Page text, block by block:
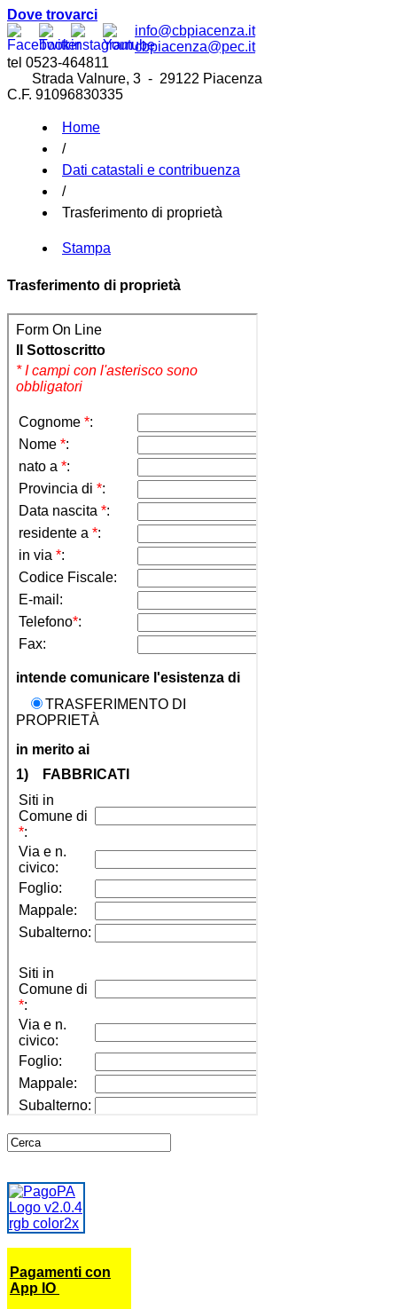
Dove trovarci
info@cbpiacenza.it
cbpiacenza@pec.it
tel 0523-464811
Strada Valnure, 3 - 29122 Piacenza
C.F. 91096830335
Home
/
Dati catastali e contribuenza
/
Trasferimento di proprietà
Stampa
Trasferimento di proprietà
Pagamenti con
App IO